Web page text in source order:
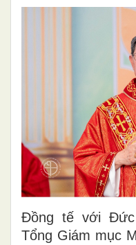
Đồng tế với
Tổng Giám mục